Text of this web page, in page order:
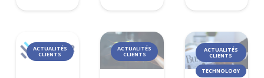
ACTUALITÉS
CLIENTS
ACTUALITÉS
CLIENTS
ACTUALITÉS
CLIENTS
TECHNOLOGY